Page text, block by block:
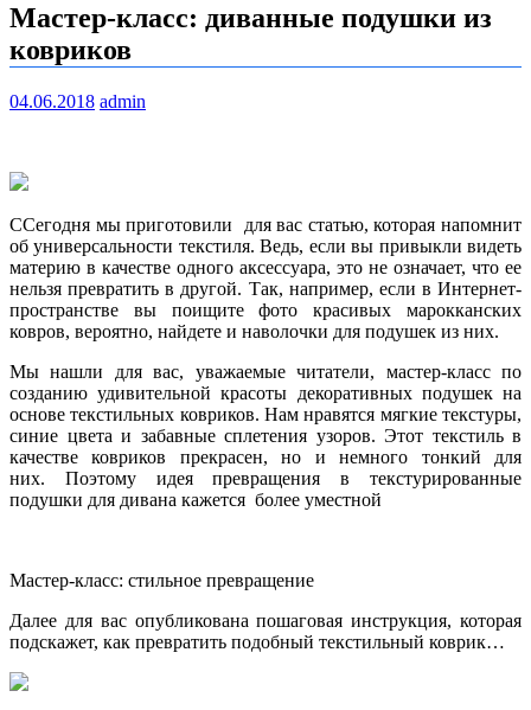
Мастер-класс: диванные подушки из
ковриков
04.06.2018 admin
ССегодня мы приготовили для вас статью, которая напомнит
об универсальности текстиля. Ведь, если вы привыкли видеть
материю в качестве одного аксессуара, это не означает, что ее
нельзя превратить в другой. Так, например, если в Интернет-
пространстве вы поищите фотокрасивых марокканских
ковров, вероятно, найдете и наволочки для подушек из них.
Мы нашли для вас, уважаемые читатели, мастер-класс по
созданию удивительной красоты декоративных подушек на
основе текстильных ковриков. Нам нравятся мягкие текстуры,
синие цвета и забавные сплетения узоров. Этот текстиль в
качестве ковриков прекрасен, но и немного тонкий для
них. Поэтому идея превращения в текстурированные
подушки для дивана кажется более уместной
Мастер-класс: стильное превращение
Далее для вас опубликована пошаговая инструкция, которая
подскажет, как превратить подобный текстильный коврик…